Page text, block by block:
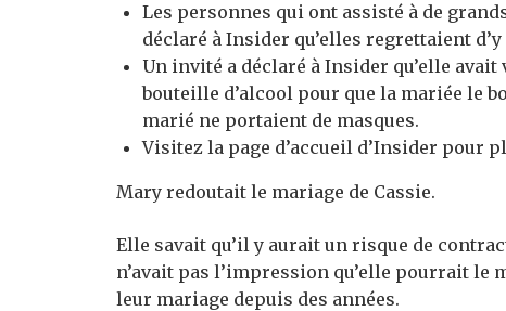
Les personnes qui ont assisté à de
déclaré à Insider qu’elles regrettaient
Un invité a déclaré à Insider qu’elle
bouteille d’alcool pour que la mariée le
marié ne portaient de masques.
Visitez la page d’accueil d’Insider pour
Mary redoutait le mariage de Cassie.
Elle savait qu’il y aurait un risque de
n’avait pas l’impression qu’elle pourrait le
leur mariage depuis des années.